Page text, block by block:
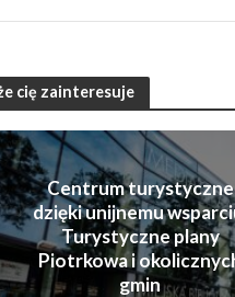
cię zainteresuje
Centrum turystyczne
dzięki unijnemu
Turystyczne plany
Piotrkowa i
gmin